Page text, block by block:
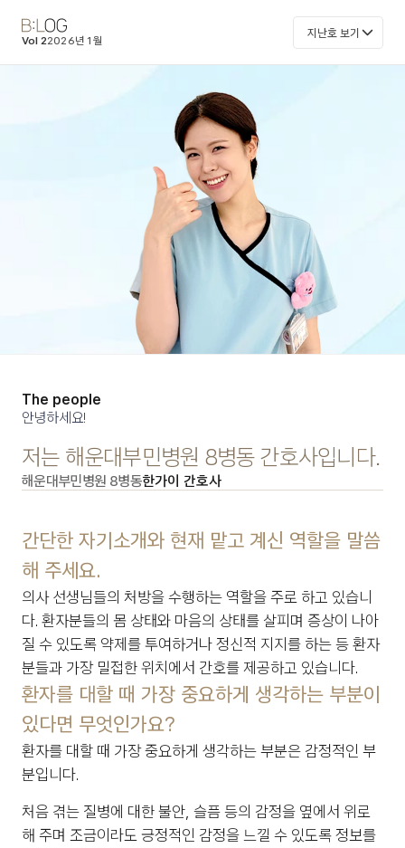
The people
안녕하세요!
해운대부민병원 8병동한가이 간호사
간단한 자기소개와 현재 맡고 계신 역할을 말씀
해 주세요.
의사 선생님들의 처방을 수행하는 역할을 주로 하고 있습니
다. 환자분들의 몸 상태와 마음의 상태를 살피며 증상이 나아
질 수 있도록 약제를 투여하거나 정신적 지지를 하는 등 환자
분들과 가장 밀접한 위치에서 간호를 제공하고 있습니다.
환자를 대할 때 가장 중요하게 생각하는 부분이
있다면 무엇인가요?
환자를 대할 때 가장 중요하게 생각하는 부분은 감정적인 부
분입니다.
처음 겪는 질병에 대한 불안, 슬픔 등의 감정을 옆에서 위로
해 주며 조금이라도 긍정적인 감정을 느낄 수 있도록 정보를
Vol 22026년 1월
지난호 보기